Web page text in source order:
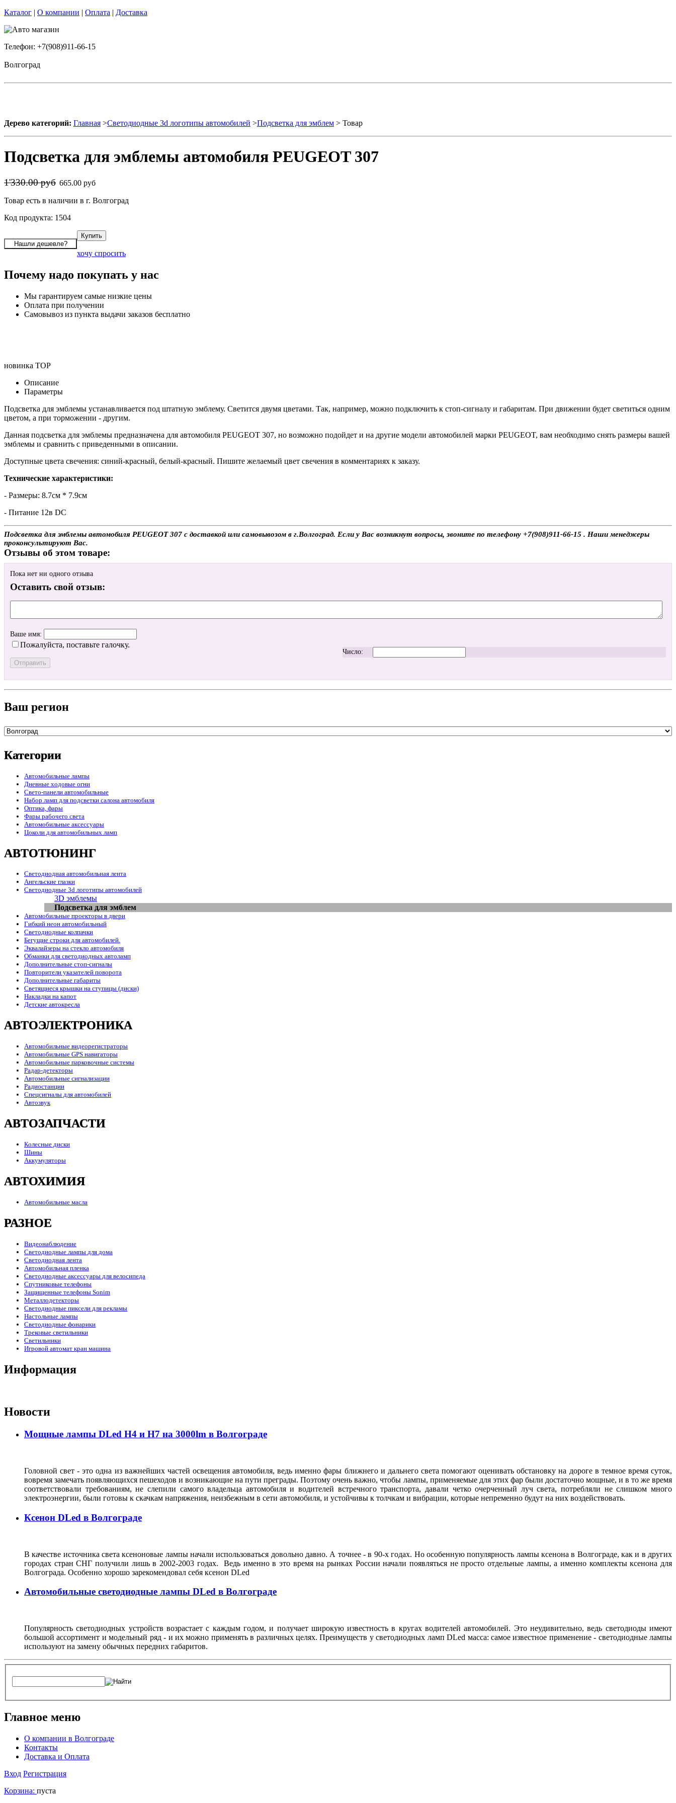
Каталог | О компании | Оплата | Доставка
Телефон: +7(908)911-66-15
Волгоград
Дерево категорий: Главная >Светодиодные 3d логотипы автомобилей >Подсветка для эмблем > Товар
Подсветка для эмблемы автомобиля PEUGEOT 307
1'330.00 руб 665.00 руб
Товар есть в наличии в г. Волгоград
Код продукта: 1504
хочу спросить
Почему надо покупать у нас
Мы гарантируем самые низкие цены
Оплата при получении
Самовывоз из пункта выдачи заказов бесплатно
новинка TOP
Описание
Параметры
Подсветка для эмблемы устанавливается под штатную эмблему. Светится двумя цветами. Так, например, можно подключить к стоп-сигналу и габаритам. При движении будет светиться одним
цветом, а при торможении - другим.
Данная подсветка для эмблемы предназначена для автомобиля PEUGEOT 307, но возможно подойдет и на другие модели автомобилей марки PEUGEOT, вам необходимо снять размеры вашей
эмблемы и сравнить с приведенными в описании.
Доступные цвета свечения: синий-красный, белый-красный. Пишите желаемый цвет свечения в комментариях к заказу.
Технические характеристики:
- Размеры: 8.7см * 7.9см
- Питание 12в DC
Подсветка для эмблемы автомобиля PEUGEOT 307 с доставкой или самовывозом в г.Волгоград. Если у Вас возникнут вопросы, звоните по телефону +7(908)911-66-15 . Наши менеджеры
проконсультируют Вас.
Отзывы об этом товаре:
Пока нет ни одного отзыва
Оставить свой отзыв:
Ваше имя:
Пожалуйста, поставьте галочку.
Число:
Ваш регион
Категории
Автомобильные лампы
Дневные ходовые огни
Свето-панели автомобильные
Набор ламп для подсветки салона автомобиля
Оптика, фары
Фары рабочего света
Автомобильные аксессуары
Цоколи для автомобильных ламп
АВТОТЮНИНГ
Светодиодная автомобильная лента
Ангельские глазки
Светодиодные 3d логотипы автомобилей
3D эмблемы
Подсветка для эмблем
Автомобильные проекторы в двери
Гибкий неон автомобильный
Светодиодные колпачки
Бегущие строки для автомобилей.
Эквалайзеры на стекло автомобиля
Обманки для светодиодных автоламп
Дополнительные стоп-сигналы
Повторители указателей поворота
Дополнительные габариты
Светящиеся крышки на ступицы (диски)
Накладки на капот
Детские автокресла
АВТОЭЛЕКТРОНИКА
Автомобильные видеорегистраторы
Автомобильные GPS навигаторы
Автомобильные парковочные системы
Радар-детекторы
Автомобильные сигнализации
Радиостанции
Спецсигналы для автомобилей
Автозвук
АВТОЗАПЧАСТИ
Колесные диски
Шины
Аккумуляторы
АВТОХИМИЯ
Автомобильные масла
РАЗНОЕ
Видеонаблюдение
Светодиодные лампы для дома
Светодиодная лента
Автомобильная пленка
Светодиодные аксессуары для велосипеда
Спутниковые телефоны
Защищенные телефоны Sonim
Металлодетекторы
Светодиодные пиксели для рекламы
Настольные лампы
Светодиодные фонарики
Трековые светильники
Светильники
Игровой автомат кран машина
Информация
Новости
Мощные лампы DLed H4 и H7 на 3000lm в Волгограде
Головной свет - это одна из важнейших частей освещения автомобиля, ведь именно фары ближнего и дальнего света помогают оценивать обстановку на дороге в темное время суток,
вовремя замечать появляющихся пешеходов и возникающие на пути преграды. Поэтому очень важно, чтобы лампы, применяемые для этих фар были достаточно мощные, и в то же время
соответствовали требованиям, не слепили самого владельца автомобиля и водителей встречного транспорта, давали четко очерченный луч света, потребляли не слишком много
электроэнергии, были готовы к скачкам напряжения, неизбежным в сети автомобиля, и устойчивы к толчкам и вибрации, которые непременно будут на них воздействовать.
Ксенон DLed в Волгограде
В качестве источника света ксеноновые лампы начали использоваться довольно давно. А точнее - в 90-х годах. Но особенную популярность лампы ксенона в Волгограде, как и в других
городах стран СНГ получили лишь в 2002-2003 годах. Ведь именно в это время на рынках России начали появляться не просто отдельные лампы, а именно комплекты ксенона для
Волгограда. Особенно хорошо зарекомендовал себя ксенон DLed
Автомобильные светодиодные лампы DLed в Волгограде
Популярность светодиодных устройств возрастает с каждым годом, и получает широкую известность в кругах водителей автомобилей. Это неудивительно, ведь светодиоды имеют
большой ассортимент и модельный ряд - и их можно применять в различных целях. Преимуществ у светодиодных ламп DLed масса: самое известное применение - светодиодные лампы
используют на замену обычных передних габаритов.
Главное меню
О компании в Волгограде
Контакты
Доставка и Оплата
Вход Регистрация
Корзина: пуста